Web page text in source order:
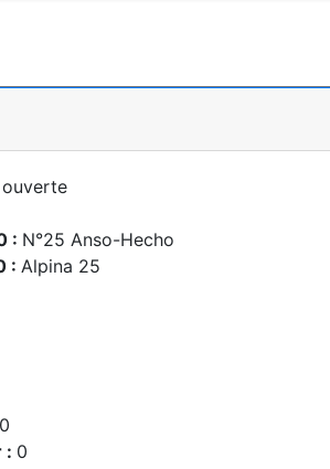
: N°25 Anso-Hecho
: Alpina 25
0
: 0